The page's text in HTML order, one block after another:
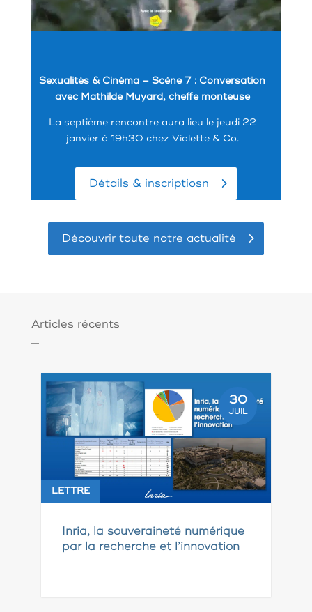
Sexualités & Cinéma – Scène 7 : Conversation
avec Mathilde Muyard, cheffe monteuse
La septième rencontre aura lieu le jeudi 22
janvier à 19h30 chez Violette & Co.
Détails & inscriptiosn
Découvrir toute notre actualité
Articles récents
30
JUIL
LETTRE
Inria, la souveraineté numérique
par la recherche et l’innovation